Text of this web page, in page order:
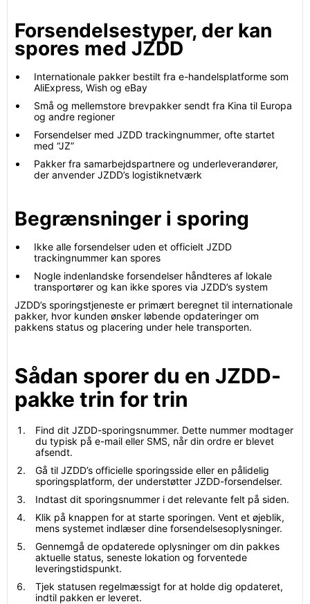
Forsendelsestyper, der kan
spores med JZDD
Internationale pakker bestilt fra e-handelsplatforme som
AliExpress, Wish og eBay
Små og mellemstore brevpakker sendt fra Kina til Europa
og andre regioner
Forsendelser med JZDD trackingnummer, ofte startet
med “JZ”
Pakker fra samarbejdspartnere og underleverandører,
der anvender JZDD’s logistiknetværk
Begrænsninger i sporing
Ikke alle forsendelser uden et officielt JZDD
trackingnummer kan spores
Nogle indenlandske forsendelser håndteres af lokale
transportører og kan ikke spores via JZDD’s system
JZDD’s sporingstjeneste er primært beregnet til internationale
pakker, hvor kunden ønsker løbende opdateringer om
pakkens status og placering under hele transporten.
Sådan sporer du en JZDD-
pakke trin for trin
Find dit JZDD-sporingsnummer. Dette nummer modtager
du typisk på e-mail eller SMS, når din ordre er blevet
afsendt.
Gå til JZDD’s officielle sporingsside eller en pålidelig
sporingsplatform, der understøtter JZDD-forsendelser.
Indtast dit sporingsnummer i det relevante felt på siden.
Klik på knappen for at starte sporingen. Vent et øjeblik,
mens systemet indlæser dine forsendelsesoplysninger.
Gennemgå de opdaterede oplysninger om din pakkes
aktuelle status, seneste lokation og forventede
leveringstidspunkt.
Tjek statusen regelmæssigt for at holde dig opdateret,
indtil pakken er leveret.